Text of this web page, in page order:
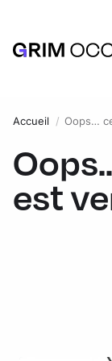
Accueil Oops…
est